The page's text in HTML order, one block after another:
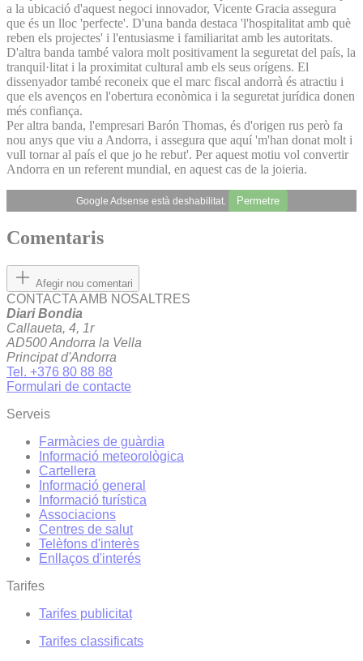
a la ubicació d'aquest negoci innovador, Vicente Gracia assegura
que és un lloc 'perfecte'. D'una banda destaca 'l'hospitalitat amb què
reben els projectes' i l'entusiasme i familiaritat amb les autoritats.
D'altra banda també valora molt positivament la seguretat del país, la
tranquil·litat i la proximitat cultural amb els seus orígens. El
dissenyador també reconeix que el marc fiscal andorrà és atractiu i
que els avenços en l'obertura econòmica i la seguretat jurídica donen
més confiança.
Per altra banda, l'empresari Barón Thomas, és d'origen rus però fa
nou anys que viu a Andorra, i assegura que aquí 'm'han donat molt i
vull tornar al país el que jo he rebut'. Per aquest motiu vol convertir
Andorra en un referent mundial, en aquest cas de la joieria.
Google Adsense està deshabilitat. Permetre
Comentaris
Afegir nou comentari
CONTACTA AMB NOSALTRES
Diari Bondia
Callaueta, 4, 1r
AD500 Andorra la Vella
Principat d'Andorra
Tel. +376 80 88 88
Formulari de contacte
Serveis
Farmàcies de guàrdia
Informació meteorològica
Cartellera
Informació general
Informació turística
Associacions
Centres de salut
Telèfons d'interès
Enllaços d'interés
Tarifes
Tarifes publicitat
Tarifes classificats